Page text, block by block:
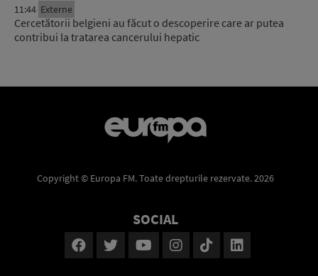
11:44 Externe
Cercetătorii belgieni au făcut o descoperire care ar putea
contribui la tratarea cancerului hepatic
Copyright © Europa FM. Toate drepturile rezervate. 2026
SOCIAL